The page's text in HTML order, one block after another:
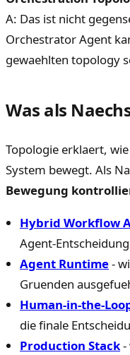
A: Das ist nicht
Orchestrator Agent
gewaehlten topology
Was als
Topologie erklaert,
System bewegt. Als
Bewegung
Hybrid Workflow
Agent-
Agent Runtime-
Gruenden
Human-in-the-
die finale
Production Stack-